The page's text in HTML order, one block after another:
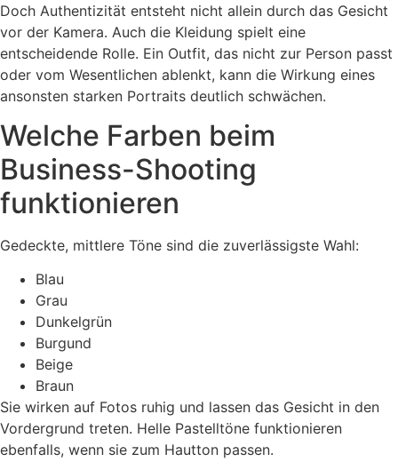
Doch Authentizität entsteht nicht allein durch das Gesicht
vor der Kamera. Auch die Kleidung spielt eine
entscheidende Rolle. Ein Outfit, das nicht zur Person passt
oder vom Wesentlichen ablenkt, kann die Wirkung eines
ansonsten starken Portraits deutlich schwächen.
Welche Farben beim
Business-Shooting
funktionieren
Gedeckte, mittlere Töne sind die zuverlässigste Wahl:
Blau
Grau
Dunkelgrün
Burgund
Beige
Braun
Sie wirken auf Fotos ruhig und lassen das Gesicht in den
Vordergrund treten. Helle Pastelltöne funktionieren
ebenfalls, wenn sie zum Hautton passen.